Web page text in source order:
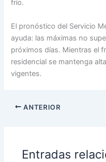
frío.
El pronóstico del Servicio
ayuda: las máximas no
próximos días. Mientras el
residencial se mantenga
vigentes.
ANTERIOR
Entradas